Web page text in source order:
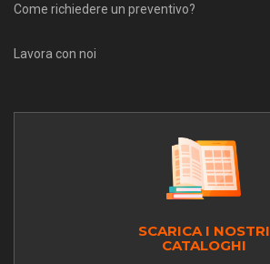
Come richiedere un preventivo?
Lavora con noi
SCARICA I NOSTRI
CATALOGHI